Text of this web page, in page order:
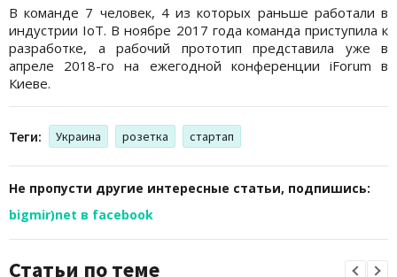
В команде 7 человек, 4 из которых раньше работали в
индустрии IoT. В ноябре 2017 года команда приступила к
разработке, а рабочий прототип представила уже в
апреле 2018-го на ежегодной конференции iForum в
Киеве.
Теги: Украина розетка стартап
Не пропусти другие интересные статьи, подпишись:
bigmir)net в facebook
Статьи по теме